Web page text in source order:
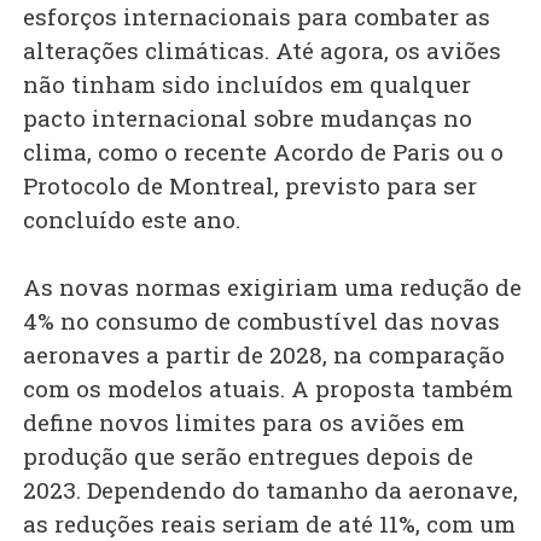
esforços internacionais para combater as
alterações climáticas. Até agora, os aviões
não tinham sido incluídos em qualquer
pacto internacional sobre mudanças no
clima, como o recente Acordo de Paris ou o
Protocolo de Montreal, previsto para ser
concluído este ano.
As novas normas exigiriam uma redução de
4% no consumo de combustível das novas
aeronaves a partir de 2028, na comparação
com os modelos atuais. A proposta também
define novos limites para os aviões em
produção que serão entregues depois de
2023. Dependendo do tamanho da aeronave,
as reduções reais seriam de até 11%, com um